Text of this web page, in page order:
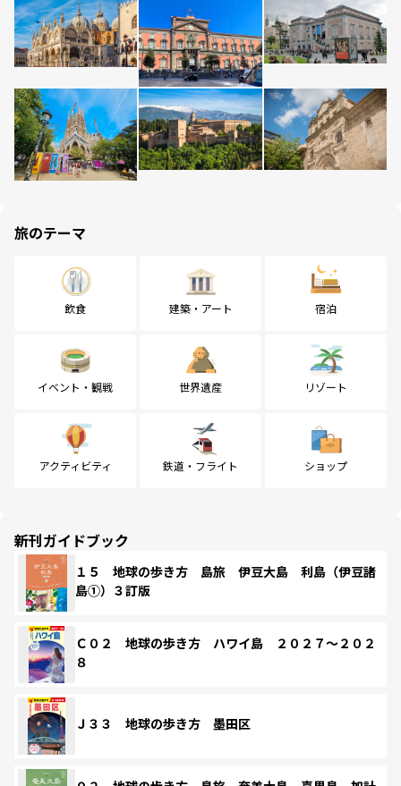
旅のテーマ
飲食 建築・アート 宿泊
イベント・観戦 世界遺産 リゾート
アクティビティ 鉄道・フライト ショップ
新刊ガイドブック
１５ 地球の歩き方 島旅 伊豆大島 利島（伊豆諸
島①）３訂版
Ｃ０２ 地球の歩き方 ハワイ島 ２０２７～２０２
８
Ｊ３３ 地球の歩き方 墨田区